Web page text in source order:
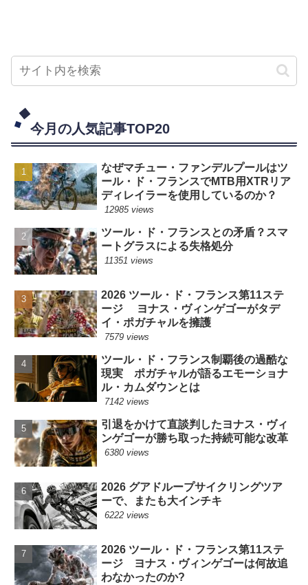
今月の人気記事TOP20
なぜマチュー・ファンデルプールはツ
ール・ド・フランスでMTB用XTRリア
ディレイラーを使用しているのか？
12985 views
ツール・ド・フランスとの矛盾？スマ
ートグラスによる失格処分
11351 views
2026 ツール・ド・フランス第11ステ
ージ ヨナス・ヴィンゲゴーがタデ
イ・ポガチャルを擁護
7579 views
ツール・ド・フランス制覇後の過酷な
現実 ポガチャルが語るエモーショナ
ル・カムダウンとは
7142 views
引退をかけて直談判したヨナス・ヴィ
ンゲゴーが勝ち取った持続可能な改革
6380 views
2026 グアドループサイクリングツア
ーで、またも大インチキ
6222 views
2026 ツール・ド・フランス第11ステ
ージ ヨナス・ヴィンゲゴーは何故追
わなかったのか?